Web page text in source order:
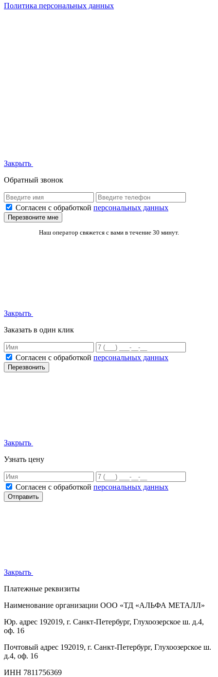
Политика персональных данных
Закрыть
Обратный звонок
Согласен с обработкой персональных данных
Перезвоните мне
Наш оператор свяжется с вами в течение 30 минут.
Закрыть
Заказать в один клик
Согласен с обработкой персональных данных
Перезвонить
Закрыть
Узнать цену
Согласен с обработкой персональных данных
Отправить
Закрыть
Платежные реквизиты
Наименование организации ООО «ТД «АЛЬФА МЕТАЛЛ»
Юр. адрес 192019, г. Санкт-Петербург, Глухоозерское ш. д.4,
оф. 16
Почтовый адрес 192019, г. Санкт-Петербург, Глухоозерское ш.
д.4, оф. 16
ИНН 7811756369